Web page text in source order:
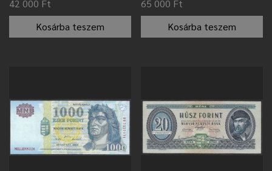
42 000 Ft
Kosárba teszem
65 000 Ft
Kosárba teszem